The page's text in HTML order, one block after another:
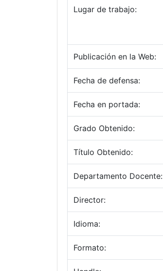
Lugar de trabajo:
Publicación en la Web:
Fecha de defensa:
Fecha en portada:
Grado Obtenido:
Título Obtenido:
Departamento Docente:
Director:
Idioma:
Formato: